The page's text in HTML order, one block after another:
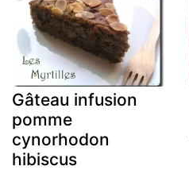
Gâteau infusion
pomme
cynorhodon
hibiscus